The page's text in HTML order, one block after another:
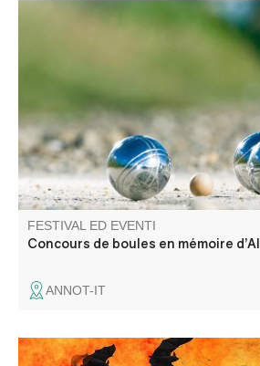
Concours de boules en triplette 500€
FESTIVAL ED EVENTI
Concours de boules en mémoire
ANNOT-IT